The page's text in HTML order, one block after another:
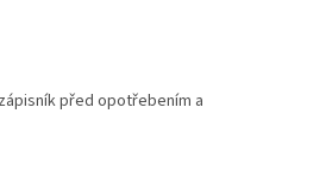
před opotřebením a